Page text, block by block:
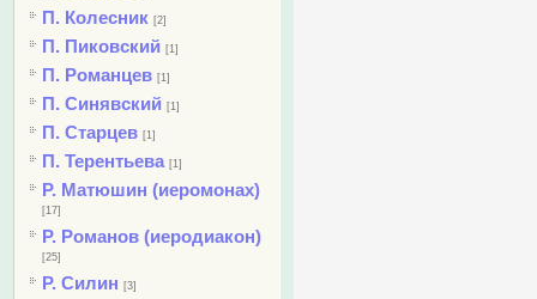
П. Колесник [2]
П. Пиковский [1]
П. Романцев [1]
П. Синявский [1]
П. Старцев [1]
П. Терентьева [1]
Р. Матюшин (иеромонах)
[17]
Р. Романов (иеродиакон)
[25]
Р. Силин [3]